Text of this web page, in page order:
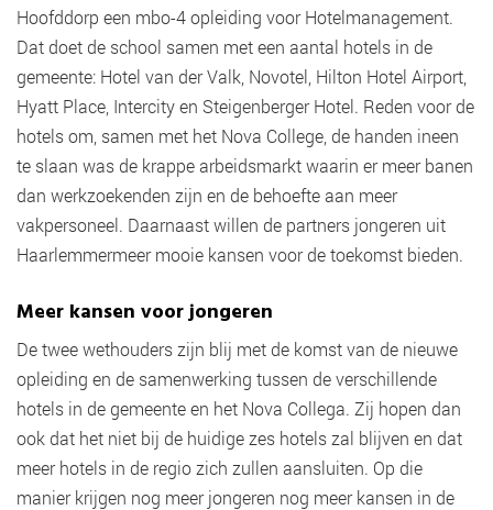
Hoofddorp een mbo-4 opleiding voor Hotelmanagement.
Dat doet de school samen met een aantal hotels in de
gemeente: Hotel van der Valk, Novotel, Hilton Hotel Airport,
Hyatt Place, Intercity en Steigenberger Hotel. Reden voor de
hotels om, samen met het Nova College, de handen ineen
te slaan was de krappe arbeidsmarkt waarin er meer banen
dan werkzoekenden zijn en de behoefte aan meer
vakpersoneel. Daarnaast willen de partners jongeren uit
Haarlemmermeer mooie kansen voor de toekomst bieden.
Meer kansen voor jongeren
De twee wethouders zijn blij met de komst van de nieuwe
opleiding en de samenwerking tussen de verschillende
hotels in de gemeente en het Nova Collega. Zij hopen dan
ook dat het niet bij de huidige zes hotels zal blijven en dat
meer hotels in de regio zich zullen aansluiten. Op die
manier krijgen nog meer jongeren nog meer kansen in de